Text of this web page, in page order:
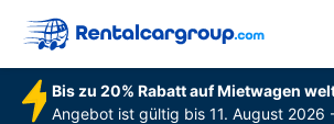
Bis zu 20% Rabatt auf Mietwagen
Angebot ist gültig bis 11. August 2026